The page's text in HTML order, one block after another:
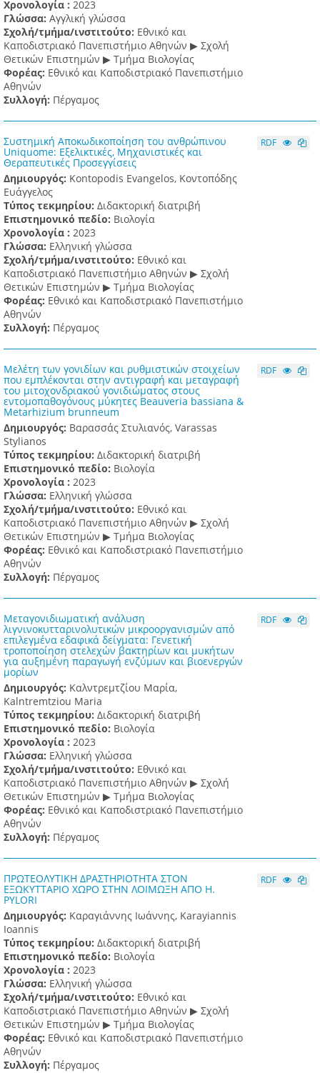
Χρονολογία : 2023
Γλώσσα: Αγγλική γλώσσα
Σχολή/τμήμα/ινστιτούτο: Εθνικό και
Καποδιστριακό Πανεπιστήμιο Αθηνών ▶ Σχολή
Θετικών Επιστημών ▶ Τμήμα Βιολογίας
Φορέας: Εθνικό και Καποδιστριακό Πανεπιστήμιο
Αθηνών
Συλλογή: Πέργαμος
Συστημική Αποκωδικοποίηση του ανθρώπινου
Uniquome: Εξελικτικές, Μηχανιστικές και
Θεραπευτικές Προσεγγίσεις
Δημιουργός: Kontopodis Evangelos, Κοντοπόδης
Ευάγγελος
Τύπος τεκμηρίου: Διδακτορική διατριβή
Επιστημονικό πεδίο: Βιολογία
Χρονολογία : 2023
Γλώσσα: Ελληνική γλώσσα
Σχολή/τμήμα/ινστιτούτο: Εθνικό και
Καποδιστριακό Πανεπιστήμιο Αθηνών ▶ Σχολή
Θετικών Επιστημών ▶ Τμήμα Βιολογίας
Φορέας: Εθνικό και Καποδιστριακό Πανεπιστήμιο
Αθηνών
Συλλογή: Πέργαμος
RDF
Μελέτη των γονιδίων και ρυθμιστικών στοιχείων
που εμπλέκονται στην αντιγραφή και μεταγραφή
του μιτοχονδριακού γονιδιώματος στους
εντομοπαθογόνους μύκητες Beauveria bassiana &
Metarhizium brunneum
Δημιουργός: Βαρασσάς Στυλιανός, Varassas
Stylianos
Τύπος τεκμηρίου: Διδακτορική διατριβή
Επιστημονικό πεδίο: Βιολογία
Χρονολογία : 2023
Γλώσσα: Ελληνική γλώσσα
Σχολή/τμήμα/ινστιτούτο: Εθνικό και
Καποδιστριακό Πανεπιστήμιο Αθηνών ▶ Σχολή
Θετικών Επιστημών ▶ Τμήμα Βιολογίας
Φορέας: Εθνικό και Καποδιστριακό Πανεπιστήμιο
Αθηνών
Συλλογή: Πέργαμος
RDF
Μεταγονιδιωματική ανάλυση
λιγνινοκυτταρινολυτικών μικροοργανισμών από
επιλεγμένα εδαφικά δείγματα: Γενετική
τροποποίηση στελεχών βακτηρίων και μυκήτων
για αυξημένη παραγωγή ενζύμων και βιοενεργών
μορίων
Δημιουργός: Καλντρεμτζίου Μαρία,
Kalntremtziou Maria
Τύπος τεκμηρίου: Διδακτορική διατριβή
Επιστημονικό πεδίο: Βιολογία
Χρονολογία : 2023
Γλώσσα: Ελληνική γλώσσα
Σχολή/τμήμα/ινστιτούτο: Εθνικό και
Καποδιστριακό Πανεπιστήμιο Αθηνών ▶ Σχολή
Θετικών Επιστημών ▶ Τμήμα Βιολογίας
Φορέας: Εθνικό και Καποδιστριακό Πανεπιστήμιο
Αθηνών
Συλλογή: Πέργαμος
RDF
ΠΡΩΤΕΟΛΥΤΙΚΗ ΔΡΑΣΤΗΡΙΟΤΗΤΑ ΣΤΟΝ
ΕΞΩΚΥΤΤΑΡΙΟ ΧΩΡΟ ΣΤΗΝ ΛΟΙΜΩΞΗ ΑΠΟ H.
PYLORI
Δημιουργός: Καραγιάννης Ιωάννης, Karayiannis
Ioannis
Τύπος τεκμηρίου: Διδακτορική διατριβή
Επιστημονικό πεδίο: Βιολογία
Χρονολογία : 2023
Γλώσσα: Ελληνική γλώσσα
Σχολή/τμήμα/ινστιτούτο: Εθνικό και
Καποδιστριακό Πανεπιστήμιο Αθηνών ▶ Σχολή
Θετικών Επιστημών ▶ Τμήμα Βιολογίας
Φορέας: Εθνικό και Καποδιστριακό Πανεπιστήμιο
Αθηνών
Συλλογή: Πέργαμος
RDF